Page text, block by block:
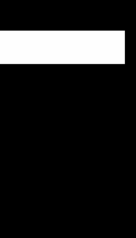
Σπάρτη